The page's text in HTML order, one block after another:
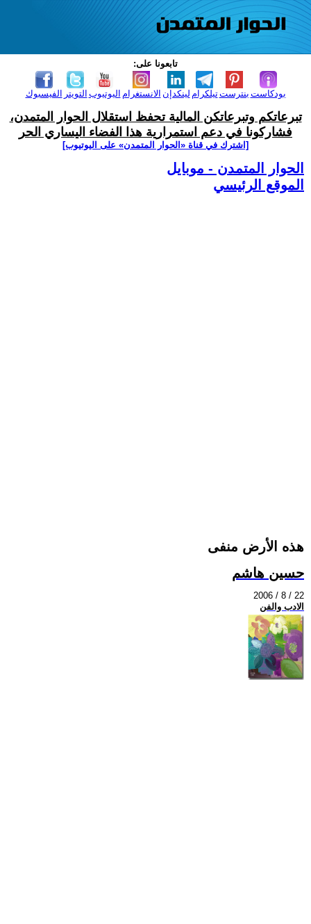
تابعونا على:
الفيسبوك التويتر اليوتيوب الانستغرام لينكدإن تيلكرامبنترست بودكاست
تبرعاتكم وتبرعاتكن المالية تحفظ استقلال الحوار المتمدن،
فشاركونا في دعم استمرارية هذا الفضاء اليساري الحر
[اشترك في قناة ‫«الحوار المتمدن» على اليوتيوب]
الحوار المتمدن - موبايل
الموقع الرئيسي
هذه الأرض منفى
حسين هاشم
2006 / 8 / 22
الادب والفن